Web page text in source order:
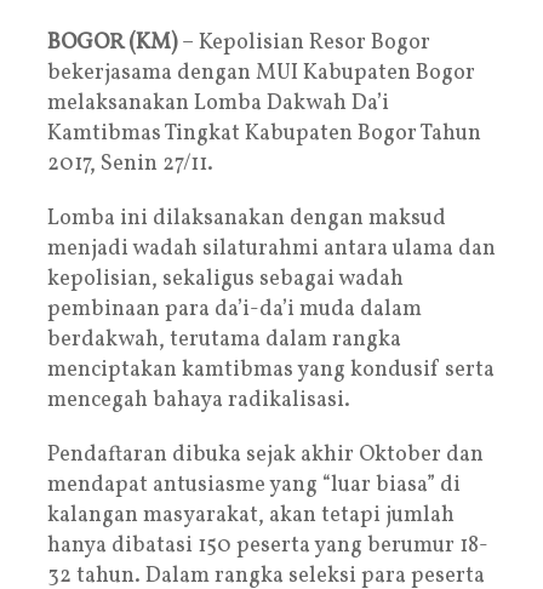
BOGOR (KM)– Kepolisian Resor Bogor
bekerjasama dengan MUI Kabupaten Bogor
melaksanakan Lomba Dakwah Da’i
Kamtibmas Tingkat Kabupaten Bogor Tahun
2017, Senin 27/11.
Lomba ini dilaksanakan dengan maksud
menjadi wadah silaturahmi antara ulama dan
kepolisian, sekaligus sebagai wadah
pembinaan para da’i-da’i muda dalam
berdakwah, terutama dalam rangka
menciptakan kamtibmas yang kondusif serta
mencegah bahaya radikalisasi.
Pendaftaran dibuka sejak akhir Oktober dan
mendapat antusiasme yang “luar biasa” di
kalangan masyarakat, akan tetapi jumlah
hanya dibatasi 150 peserta yang berumur 18-
32 tahun. Dalam rangka seleksi para peserta